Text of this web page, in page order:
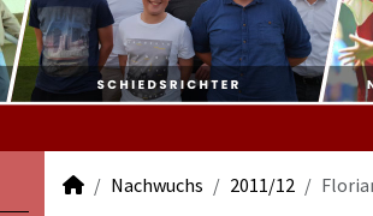
Nachwuchs 2011/12